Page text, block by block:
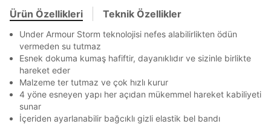
QNB
AnadoluBank
Ürün Özellikleri Teknik Özellikler
Under Armour Storm teknolojisi nefes alabilirlikten ödün
vermeden su tutmaz
Esnek dokuma kumaş hafiftir, dayanıklıdır ve sizinle birlikte
hareket eder
Malzeme ter tutmaz ve çok hızlı kurur
4 yöne esneyen yapı her açıdan mükemmel hareket kabiliyeti
sunar
İçeriden ayarlanabilir bağcıklı gizli elastik bel bandı
Mağazada Bul
bildirim göndereceğiz.
Kapat
Kapat
Sipariş Numaranız *
Sorgula
uyarınca işlenecektir. Kişisel verilerimin Doğuş
Perakende Satış Giyim ve Aksesuar Ticaret A.Ş.
tarafından ticari elektronik ileti gönderilmesi amacıyla
işlenmesini kabul ediyorum.
Sms
Çağrı Merkezi / Arama
Aksesuar Ticaret A.Ş. bünyesinde yer alan
Bilgilerinizi güncellemek için lütfen telefonunuza SMS
GÖNDER
Bilgilerinizi güncellemek için lütfen telefonunuza SMS
GÖNDER